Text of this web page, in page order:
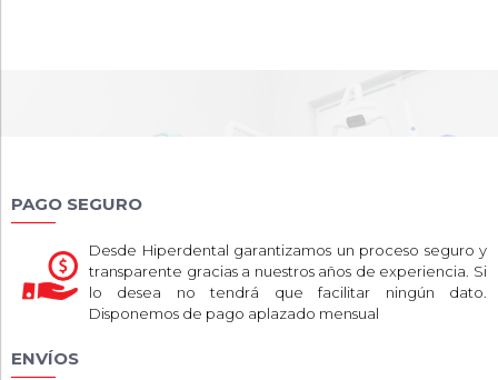
PAGO SEGURO
Desde Hiperdental garantizamos un proceso seguro y
transparente gracias a nuestros años de experiencia. Si
lo desea no tendrá que facilitar ningún dato.
Disponemos de pago aplazado mensual
ENVÍOS